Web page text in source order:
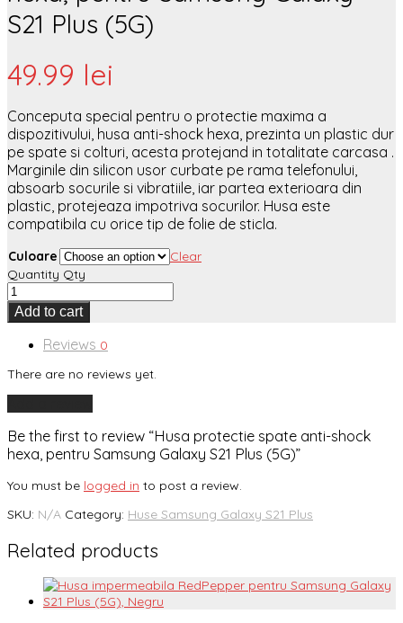
S21 Plus (5G)
49.99 lei
Conceputa special pentru o protectie maxima a
dispozitivului, husa anti-shock hexa, prezinta un plastic dur
pe spate si colturi, acesta protejand in totalitate carcasa .
Marginile din silicon usor curbate pe rama telefonului,
absoarb socurile si vibratiile, iar partea exterioara din
plastic, protejeaza impotriva socurilor. Husa este
compatibila cu orice tip de folie de sticla.
Culoare
Clear
Quantity Qty
Add to cart
Reviews 0
There are no reviews yet.
Be the first to review “Husa protectie spate anti-shock
hexa, pentru Samsung Galaxy S21 Plus (5G)”
You must be logged in to post a review.
SKU: N/A Category: Huse Samsung Galaxy S21 Plus
Related products